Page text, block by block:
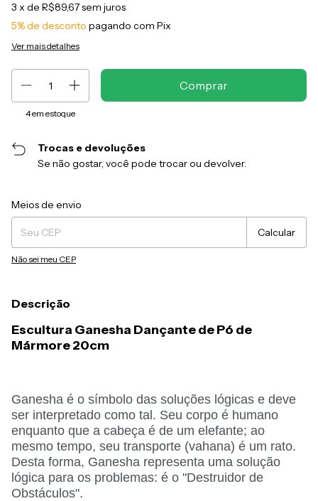
3 x de R$89,67sem juros
5% de desconto pagando com Pix
Ver mais detalhes
4em estoque
Trocas e devoluções
Se não gostar, você pode trocar ou devolver.
Entregas para o CEP:
Meios de envio
Calcular
Não sei meu CEP
Descrição
Escultura Ganesha Dançante de Pó de
Mármore 20cm
Ganesha é o símbolo das soluções lógicas e deve
ser interpretado como tal. Seu corpo é humano
enquanto que a cabeça é de um elefante; ao
mesmo tempo, seu transporte (vahana) é um rato.
Desta forma, Ganesha representa uma solução
lógica para os problemas: é o "Destruidor de
Obstáculos".